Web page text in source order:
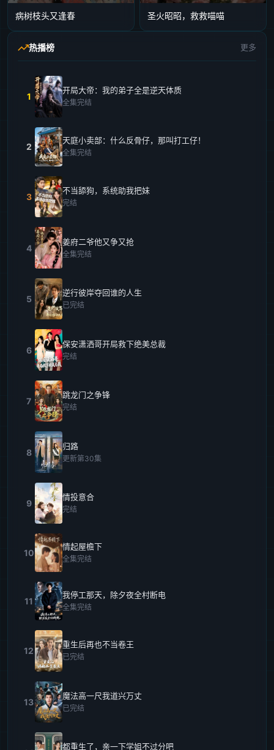
病树枝头又逢春 圣火昭昭，救救喵喵
热播榜 更多
1
开局大帝：我的弟子全是逆天体质
全集完结
2
天庭小卖部：什么反骨仔，那叫打工仔！
全集完结
3
不当舔狗，系统助我把妹
完结
4
姜府二爷他又争又抢
全集完结
5
逆行彼岸夺回谁的人生
已完结
6
保安潇洒哥开局救下绝美总裁
完结
7
跳龙门之争锋
完结
8
归路
更新第30集
9
情投意合
完结
10
情起屋檐下
全集完结
11
我停工那天，除夕夜全村断电
全集完结
12
重生后再也不当卷王
已完结
13
魔法高一尺我道兴万丈
已完结
都重生了，亲一下学姐不过分吧